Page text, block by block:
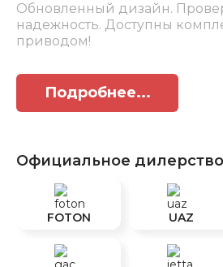
Обновленный дизайн.
надежность. Доступны
приводом!
Подробнее...
Официальное
FOTON UAZ